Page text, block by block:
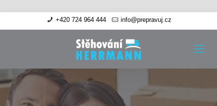
+420 724 964 444 info@prepravuj.cz